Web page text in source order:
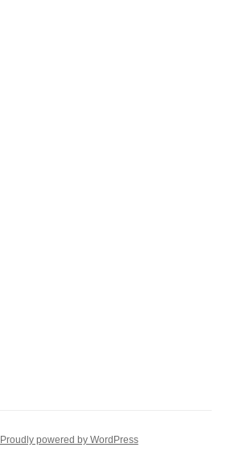
Proudly powered by WordPress